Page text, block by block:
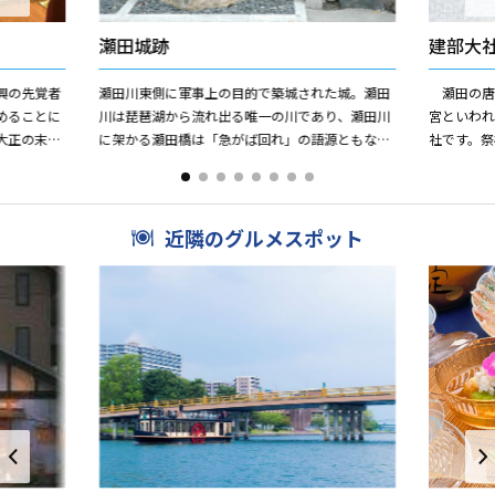
の先覚者
ることに
正の末
瀬田城跡
瀬田川東側に軍事上の目的で築城された城。瀬田
川は琵琶湖から流れ出る唯一の川であり、瀬田川
に架かる瀬田橋は「急がば回れ」の語源ともなっ
であった。その瀬田橋のた...
建部大
瀬田の
宮といわ
社です。
近隣のグルメスポット